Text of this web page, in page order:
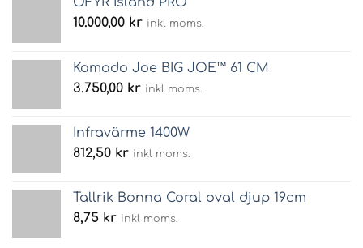
10.000,00 kr inkl moms.
Kamado Joe BIG JOE™ 61 CM
3.750,00 kr inkl moms.
Infravärme 1400W
812,50 kr inkl moms.
Tallrik Bonna Coral oval djup 19cm
8,75 kr inkl moms.